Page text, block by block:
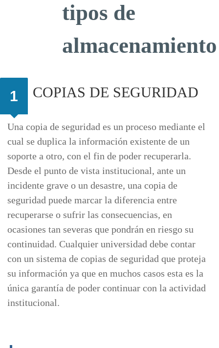
tipos de
almacenamiento
1 COPIAS DE SEGURIDAD
Una copia de seguridad es un proceso mediante el
cual se duplica la información existente de un
soporte a otro, con el fin de poder recuperarla.
Desde el punto de vista institucional, ante un
incidente grave o un desastre, una copia de
seguridad puede marcar la diferencia entre
recuperarse o sufrir las consecuencias, en
ocasiones tan severas que pondrán en riesgo su
continuidad. Cualquier universidad debe contar
con un sistema de copias de seguridad que proteja
su información ya que en muchos casos esta es la
única garantía de poder continuar con la actividad
institucional.